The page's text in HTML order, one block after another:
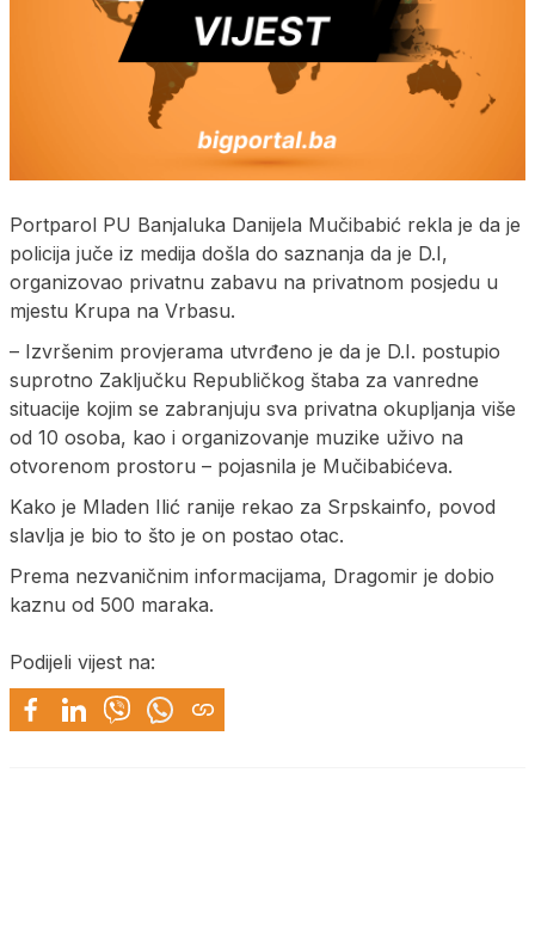
Portparol PU Banjaluka Danijela Mučibabić rekla je da je
policija juče iz medija došla do saznanja da je D.I,
organizovao privatnu zabavu na privatnom posjedu u
mjestu Krupa na Vrbasu.
– Izvršenim provjerama utvrđeno je da je D.I. postupio
suprotno Zaključku Republičkog štaba za vanredne
situacije kojim se zabranjuju sva privatna okupljanja više
od 10 osoba, kao i organizovanje muzike uživo na
otvorenom prostoru – pojasnila je Mučibabićeva.
Kako je Mladen Ilić ranije rekao za Srpskainfo, povod
slavlja je bio to što je on postao otac.
Prema nezvaničnim informacijama, Dragomir je dobio
kaznu od 500 maraka.
Podijeli vijest na: